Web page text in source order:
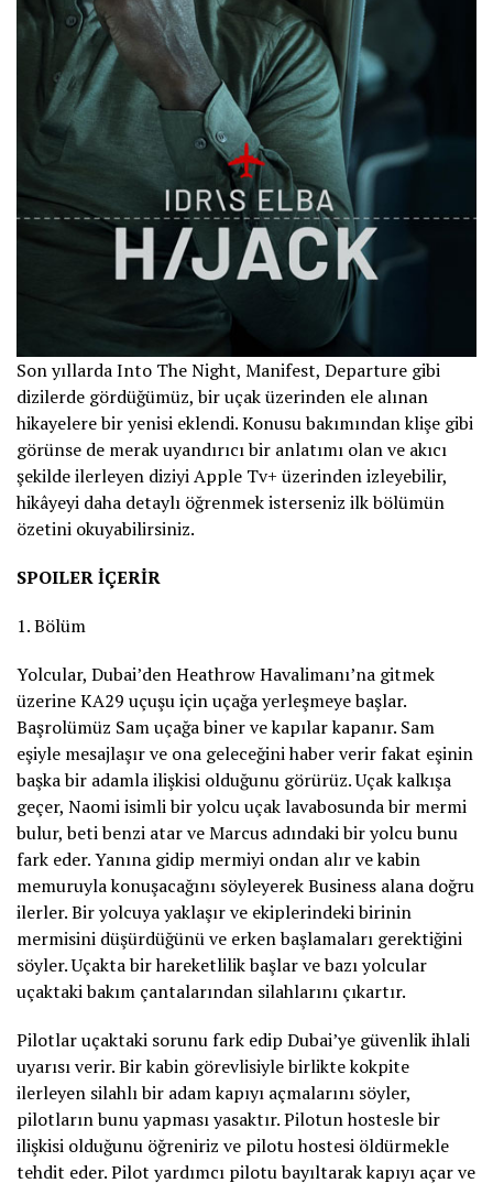
Son yıllarda Into The Night, Manifest, Departure gibi
dizilerde gördüğümüz, bir uçak üzerinden ele alınan
hikayelere bir yenisi eklendi. Konusu bakımından klişe gibi
görünse de merak uyandırıcı bir anlatımı olan ve akıcı
şekilde ilerleyen diziyi Apple Tv+ üzerinden izleyebilir,
hikâyeyi daha detaylı öğrenmek isterseniz ilk bölümün
özetini okuyabilirsiniz.
SPOILER İÇERİR
1. Bölüm
Yolcular, Dubai’den Heathrow Havalimanı’na gitmek
üzerine KA29 uçuşu için uçağa yerleşmeye başlar.
Başrolümüz Sam uçağa biner ve kapılar kapanır. Sam
eşiyle mesajlaşır ve ona geleceğini haber verir fakat eşinin
başka bir adamla ilişkisi olduğunu görürüz. Uçak kalkışa
geçer, Naomi isimli bir yolcu uçak lavabosunda bir mermi
bulur, beti benzi atar ve Marcus adındaki bir yolcu bunu
fark eder. Yanına gidip mermiyi ondan alır ve kabin
memuruyla konuşacağını söyleyerek Business alana doğru
ilerler. Bir yolcuya yaklaşır ve ekiplerindeki birinin
mermisini düşürdüğünü ve erken başlamaları gerektiğini
söyler. Uçakta bir hareketlilik başlar ve bazı yolcular
uçaktaki bakım çantalarından silahlarını çıkartır.
Pilotlar uçaktaki sorunu fark edip Dubai’ye güvenlik ihlali
uyarısı verir. Bir kabin görevlisiyle birlikte kokpite
ilerleyen silahlı bir adam kapıyı açmalarını söyler,
pilotların bunu yapması yasaktır. Pilotun hostesle bir
ilişkisi olduğunu öğreniriz ve pilotu hostesi öldürmekle
tehdit eder. Pilot yardımcı pilotu bayıltarak kapıyı açar ve